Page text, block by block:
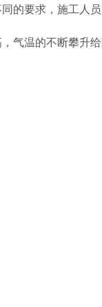
的要求，施工人
气温的不断攀升